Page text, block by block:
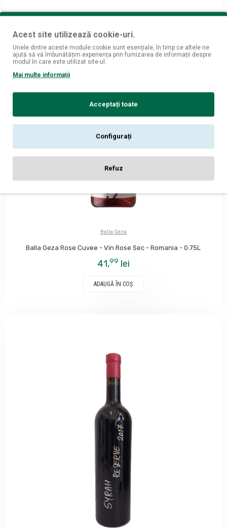
Balla Geza
Balla Geza Rose Cuvee - Vin Rose Sec - Romania - 0.75L
41,99 lei
ADAUGĂ ÎN COŞ
Acest site utilizează cookie-uri.
Unele dintre aceste module cookie sunt esențiale, în timp ce altele ne
ajută să vă îmbunătățim experiența prin furnizarea de informații despre
modul în care este utilizat site-ul.
Mai multe informații
Acceptați toate
Configurați
Refuz